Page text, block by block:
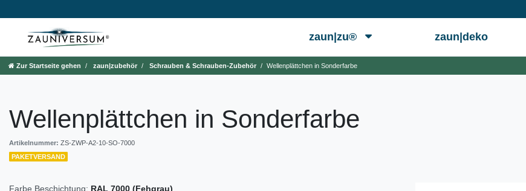
zaun|zu® zaun|deko
Zur Startseite gehen zaun|zubehör Schrauben & Schrauben-Zubehör Wellenplättchen in Sonderfarbe
Wellenplättchen in Sonderfarbe
Artikelnummer: ZS-ZWP-A2-10-SO-7000
PAKETVERSAND
Farbe Beschichtung: RAL 7000 (Fehgrau)